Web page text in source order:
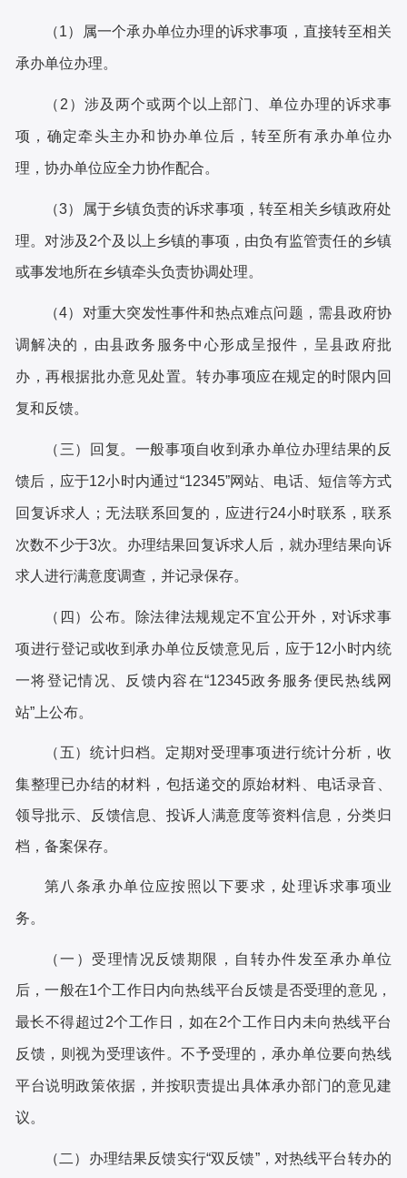
（1）属一个承办单位办理的诉求事项，直接转至相关
承办单位办理。
（ 2）涉及两个或两个以上部门、单位办理的诉求事
项，确定牵头主办和协办单位后，转至所有承办单位办
理，协办单位应全力协作配合。
（3）属于乡镇负责的诉求事项，转至相关乡镇政府处
理。对涉及2个及以上乡镇的事项，由负有监管责任的乡镇
或事发地所在乡镇牵头负责协调处理。
（4）对重大突发性事件和热点难点问题，需县政府协
调解决的，由县政务服务中心形成呈报件，呈县政府批
办，再根据批办意见处置。转办事项应在规定的时限内回
复和反馈。
（三）回复。一般事项自收到承办单位办理结果的反
馈后，应于12小时内通过“12345”网站、电话、短信等方式
回复诉求人；无法联系回复的，应进行24小时联系，联系
次数不少于3次。办理结果回复诉求人后，就办理结果向诉
求人进行满意度调查，并记录保存。
（四）公布。除法律法规规定不宜公开外，对诉求事
项进行登记或收到承办单位反馈意见后，应于12小时内统
一将登记情况、反馈内容在“12345政务服务便民热线网
站”上公布。
（五）统计归档。定期对受理事项进行统计分析，收
集整理已办结的材料，包括递交的原始材料、电话录音、
领导批示、反馈信息、投诉人满意度等资料信息，分类归
档，备案保存。
第八条承办单位应按照以下要求，处理诉求事项业
务。
（一）受理情况反馈期限，自转办件发至承办单位
后，一般在1个工作日内向热线平台反馈是否受理的意见，
最长不得超过2个工作日，如在2个工作日内未向热线平台
反馈，则视为受理该件。不予受理的，承办单位要向热线
平台说明政策依据，并按职责提出具体承办部门的意见建
议。
（二）办理结果反馈实行“双反馈”，对热线平台转办的